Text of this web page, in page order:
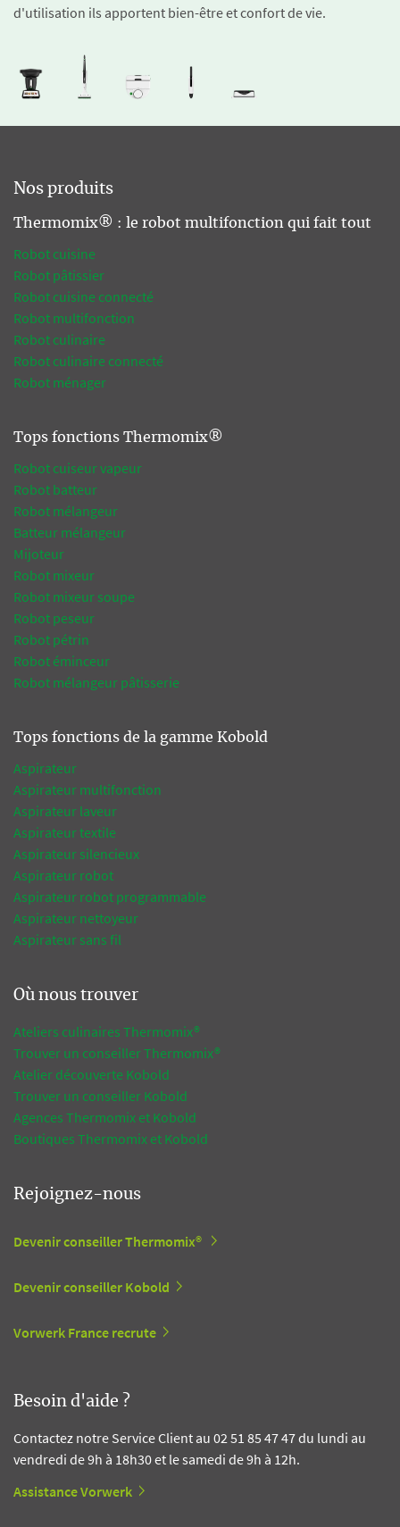
d'utilisation ils apportent bien-être et confort de vie.
Nos produits
Thermomix® : le robot multifonction qui fait tout
Robot cuisine
Robot pâtissier
Robot cuisine connecté
Robot multifonction
Robot culinaire
Robot culinaire connecté
Robot ménager
Tops fonctions Thermomix®
Robot cuiseur vapeur
Robot batteur
Robot mélangeur
Batteur mélangeur
Mijoteur
Robot mixeur
Robot mixeur soupe
Robot peseur
Robot pétrin
Robot éminceur
Robot mélangeur pâtisserie
Tops fonctions de la gamme Kobold
Aspirateur
Aspirateur multifonction
Aspirateur laveur
Aspirateur textile
Aspirateur silencieux
Aspirateur robot
Aspirateur robot programmable
Aspirateur nettoyeur
Aspirateur sans fil
Où nous trouver
Ateliers culinaires Thermomix®
Trouver un conseiller Thermomix®
Atelier découverte Kobold
Trouver un conseiller Kobold
Agences Thermomix et Kobold
Boutiques Thermomix et Kobold
Rejoignez-nous
Devenir conseiller Thermomix®
Devenir conseiller Kobold
Vorwerk France recrute
Besoin d'aide ?
Contactez notre Service Client au 02 51 85 47 47 du lundi au
vendredi de 9h à 18h30 et le samedi de 9h à 12h.
Assistance Vorwerk